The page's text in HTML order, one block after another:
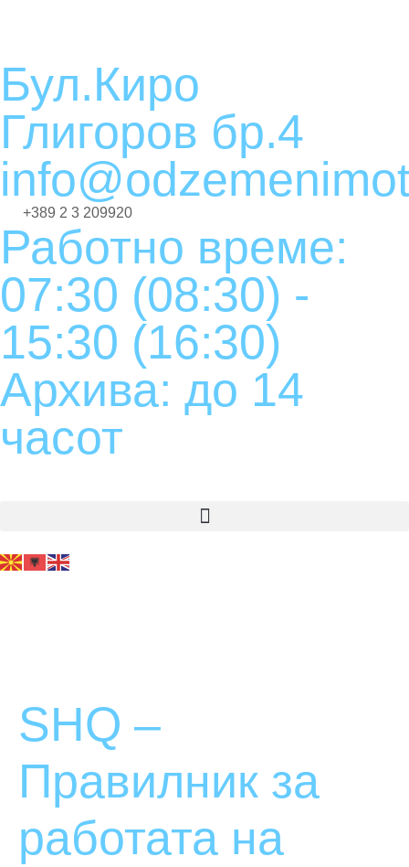
Бул.Киро
Глигоров бр.4
+389 2 3 209920
Работно време:
07:30 (08:30) -
15:30 (16:30)
Архива: до 14
часот
SHQ –
Правилник за
работата на